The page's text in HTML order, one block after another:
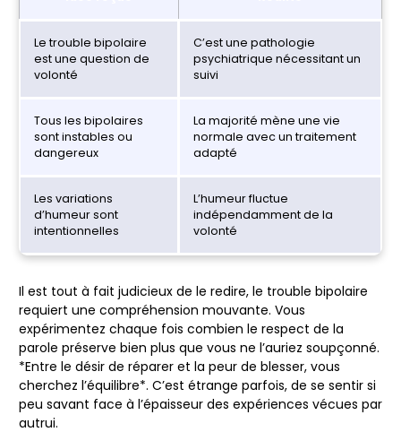
Le trouble bipolaire
est une question de
volonté
C’est une pathologie
psychiatrique nécessitant un
suivi
Tous les bipolaires
sont instables ou
dangereux
La majorité mène une vie
normale avec un traitement
adapté
Les variations
d’humeur sont
intentionnelles
L’humeur fluctue
indépendamment de la
volonté
Il est tout à fait judicieux de le redire, le trouble bipolaire
requiert une compréhension mouvante. Vous
expérimentez chaque fois combien le respect de la
parole préserve bien plus que vous ne l’auriez soupçonné.
*Entre le désir de réparer et la peur de blesser, vous
cherchez l’équilibre*. C’est étrange parfois, de se sentir si
peu savant face à l’épaisseur des expériences vécues par
autrui.